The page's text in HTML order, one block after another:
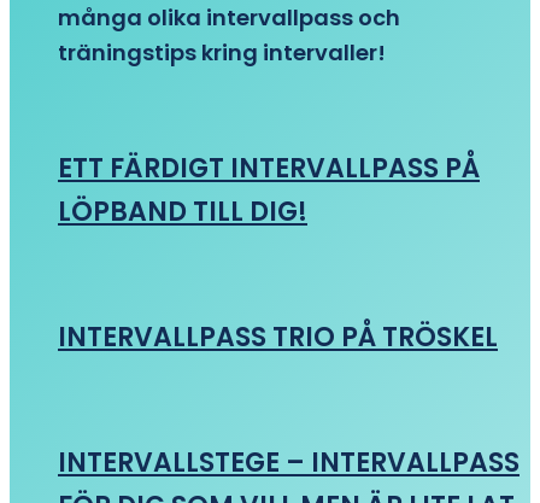
många olika intervallpass och
träningstips kring intervaller!
ETT FÄRDIGT INTERVALLPASS PÅ
LÖPBAND TILL DIG!
INTERVALLPASS TRIO PÅ TRÖSKEL
INTERVALLSTEGE – INTERVALLPASS